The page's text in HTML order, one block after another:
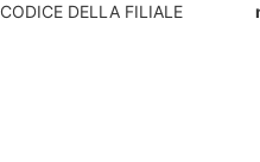
CODICE DELLA FILIALE